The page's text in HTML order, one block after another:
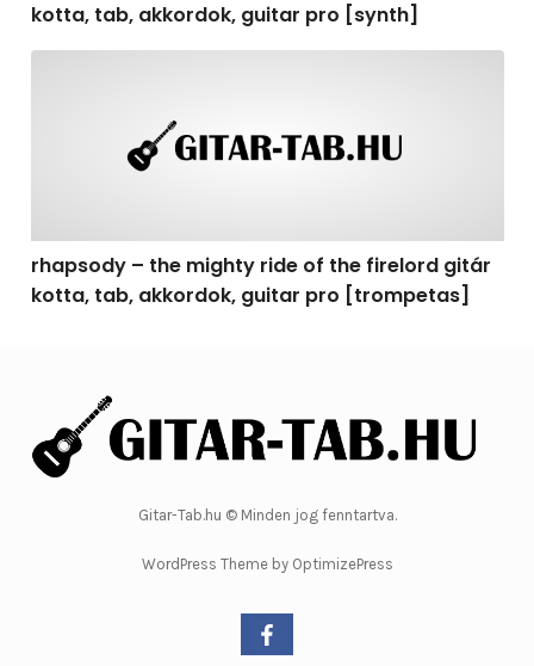
kotta, tab, akkordok, guitar pro [synth]
rhapsody – the mighty ride of the firelord gitár
kotta, tab, akkordok, guitar pro [trompetas]
Gitar-Tab.hu © Minden jog fenntartva.
WordPress Theme by OptimizePress